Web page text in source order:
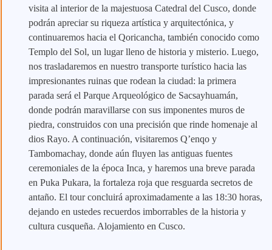
visita al interior de la majestuosa Catedral del Cusco, donde
podrán apreciar su riqueza artística y arquitectónica, y
continuaremos hacia el Qoricancha, también conocido como
Templo del Sol, un lugar lleno de historia y misterio. Luego,
nos trasladaremos en nuestro transporte turístico hacia las
impresionantes ruinas que rodean la ciudad: la primera
parada será el Parque Arqueológico de Sacsayhuamán,
donde podrán maravillarse con sus imponentes muros de
piedra, construidos con una precisión que rinde homenaje al
dios Rayo. A continuación, visitaremos Q’enqo y
Tambomachay, donde aún fluyen las antiguas fuentes
ceremoniales de la época Inca, y haremos una breve parada
en Puka Pukara, la fortaleza roja que resguarda secretos de
antaño. El tour concluirá aproximadamente a las 18:30 horas,
dejando en ustedes recuerdos imborrables de la historia y
cultura cusqueña. Alojamiento en Cusco.